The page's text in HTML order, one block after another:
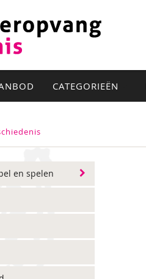
CATEGORIEËN
en spelen